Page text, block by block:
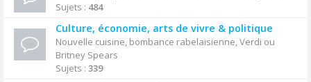
Sujets : 484
Culture, économie, arts de vivre & politique
Nouvelle cuisine, bombance rabelaisienne, Verdi ou
Britney Spears
Sujets : 339